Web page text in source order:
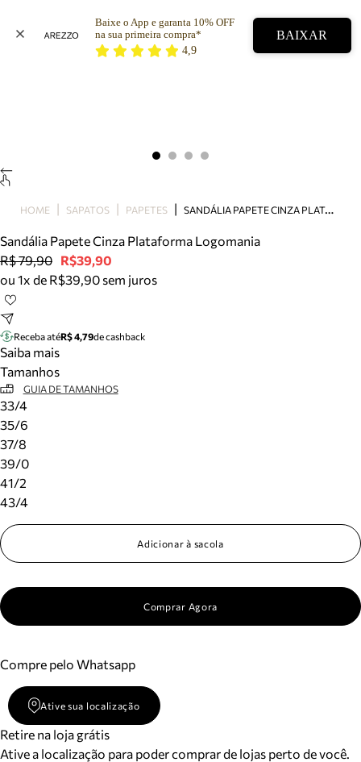
Bolsa
Tamanco
Tênis
Mule
Tire dúvidas sobre pedidos, devoluções e mais.
Meus pedidos
Acompanhe seus pedidos e solicite devoluções.
Baixe o App e garanta 10% OFF
na sua primeira compra*
4,9
BAIXAR
HOME SAPATOS PAPETES S
ANDÁLIA PAPETE CINZA PLATAFORMA LOGOMANIA
Sandália Papete Cinza Plataforma Logomania
R$ 79,90 R$39,90
ou 1x de R$39,90 sem juros
Receba atéR$ 4,79de cashback
Saiba mais
Tamanhos
GUIA DE TAMANHOS
33/4
35/6
37/8
39/0
41/2
43/4
Adicionar à sacola
Comprar Agora
Compre pelo Whatsapp
Ative sua localização
Retire na loja grátis
Ative a localização para poder comprar de lojas perto de você.